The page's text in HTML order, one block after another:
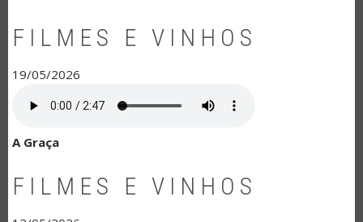
FILMES E VINHOS
19/05/2026
A Graça
FILMES E VINHOS